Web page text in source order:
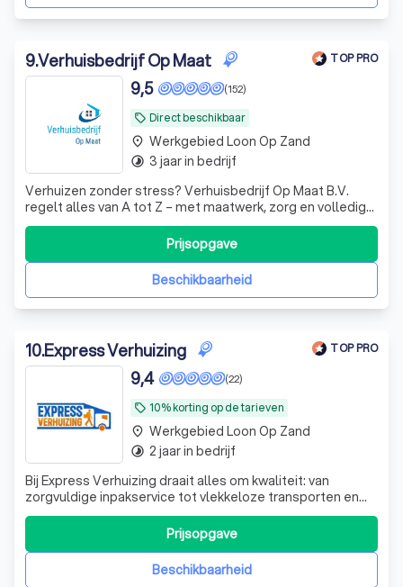
9.Verhuisbedrijf Op Maat TOP PRO
local_offer Direct beschikbaar
(152)
9,5
Verhuizen zonder stress? Verhuisbedrijf Op Maat B.V.
regelt alles van A tot Z – met maatwerk, zorg en volledige
service. Jij ontspant, wij verhuizen.
Beschikbaarheid
Prijsopgave
place Werkgebied Loon Op Zand
timelapse 3 jaar in bedrijf
10.Express Verhuizing TOP PRO
local_offer 10% korting op de tarieven
(22)
9,4
Bij Express Verhuizing draait alles om kwaliteit: van
zorgvuldige inpakservice tot vlekkeloze transporten en
een klantvriendelijke aanpak. Al meer dan tien jaar helpen
ze gezinnen, bedrijven en particulieren bij stressvrije
verhuizingen. Kwaliteit in elke stap Wat maakt Express
Beschikbaarheid
Prijsopgave
place Werkgebied Loon Op Zand
timelapse 2 jaar in bedrijf